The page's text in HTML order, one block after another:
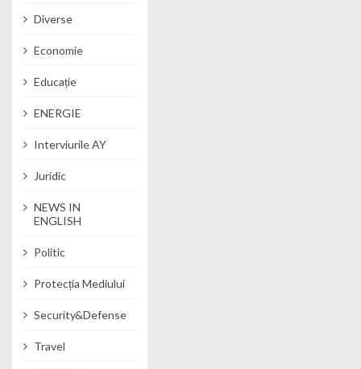
Diverse
Economie
Educație
ENERGIE
Interviurile AY
Juridic
NEWS IN
ENGLISH
Politic
Protecția Mediului
Security&Defense
Travel